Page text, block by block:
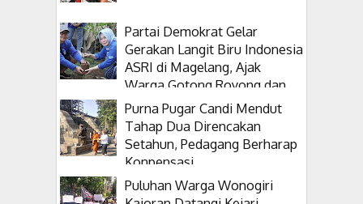
Partai Demokrat Gelar
Gerakan Langit Biru Indonesia
ASRI di Magelang, Ajak
Warga Gotong Royong dan
Tanam Pohon
Purna Pugar Candi Mendut
Tahap Dua Direncakan
Setahun, Pedagang Berharap
Konpensasi
Puluhan Warga Wonogiri